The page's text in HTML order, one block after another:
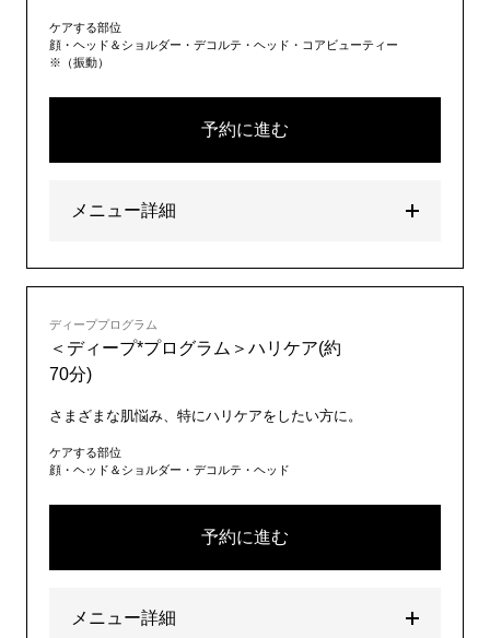
ケアする部位
顔・ヘッド＆ショルダー・デコルテ・ヘッド・コアビューティー
※（振動）
予約に進む
メニュー詳細
ディーププログラム
＜ディープ*プログラム＞ハリケア(約
70分)
さまざまな肌悩み、特にハリケアをしたい方に。
ケアする部位
顔・ヘッド＆ショルダー・デコルテ・ヘッド
予約に進む
メニュー詳細